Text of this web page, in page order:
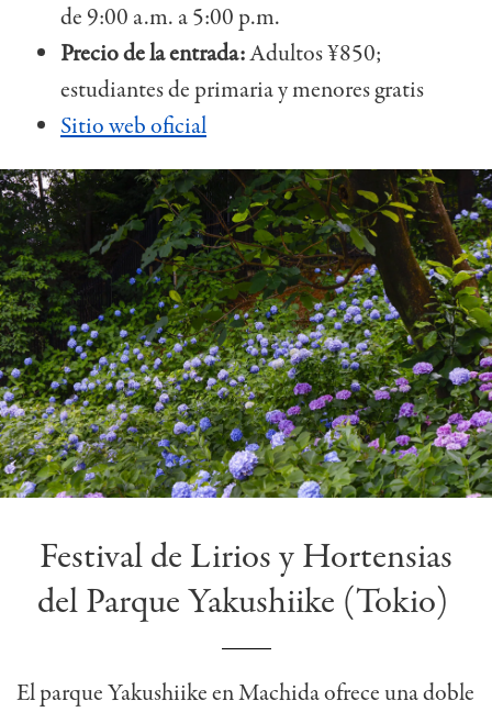
de 9:00 a.m. a 5:00 p.m.
Precio de la entrada:Adultos ¥850;
estudiantes de primaria y menores gratis
Sitio web oficial
Festival de Lirios y Hortensias
del Parque Yakushiike (Tokio)
El parque Yakushiike en Machida ofrece una doble